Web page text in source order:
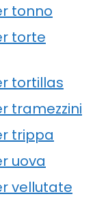
tonno
torte
tortillas
tramezzini
trippa
uova
vellutate